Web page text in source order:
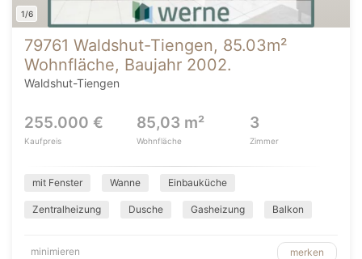
1/6
79761 Waldshut-Tiengen, 85.03m²
Wohnfläche, Baujahr 2002.
Waldshut-Tiengen
255.000 €
Kaufpreis
85,03 m²
Wohnfläche
3
Zimmer
mit Fenster Wanne Einbauküche
Zentralheizung Dusche Gasheizung Balkon
minimieren merken